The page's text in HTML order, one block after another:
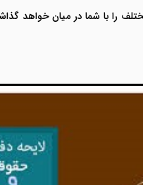
مختلف را با شما در میان